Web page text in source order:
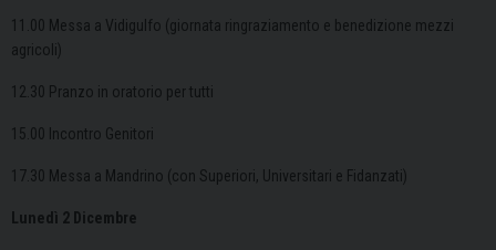
11.00 Messa a Vidigulfo (giornata ringraziamento e benedizione mezzi
agricoli)
12.30 Pranzo in oratorio per tutti
15.00 Incontro Genitori
17.30 Messa a Mandrino (con Superiori, Universitari e Fidanzati)
Lunedì 2 Dicembre